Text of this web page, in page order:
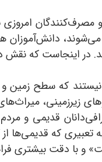
مصرف‌کنندگان
می‌‌شوند،
در اینجاست که نقش
نیستند که سطح زمین
زیرزمینی،
قدیمی و
تعبیری که
و با دقت بیشتری